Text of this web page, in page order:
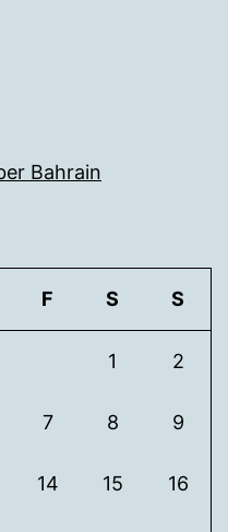
Bahrain
F S S
1 2
7 8 9
14 15 16